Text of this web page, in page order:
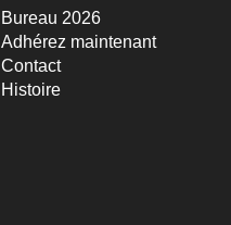
Bureau 2026
Adhérez maintenant
Contact
Histoire